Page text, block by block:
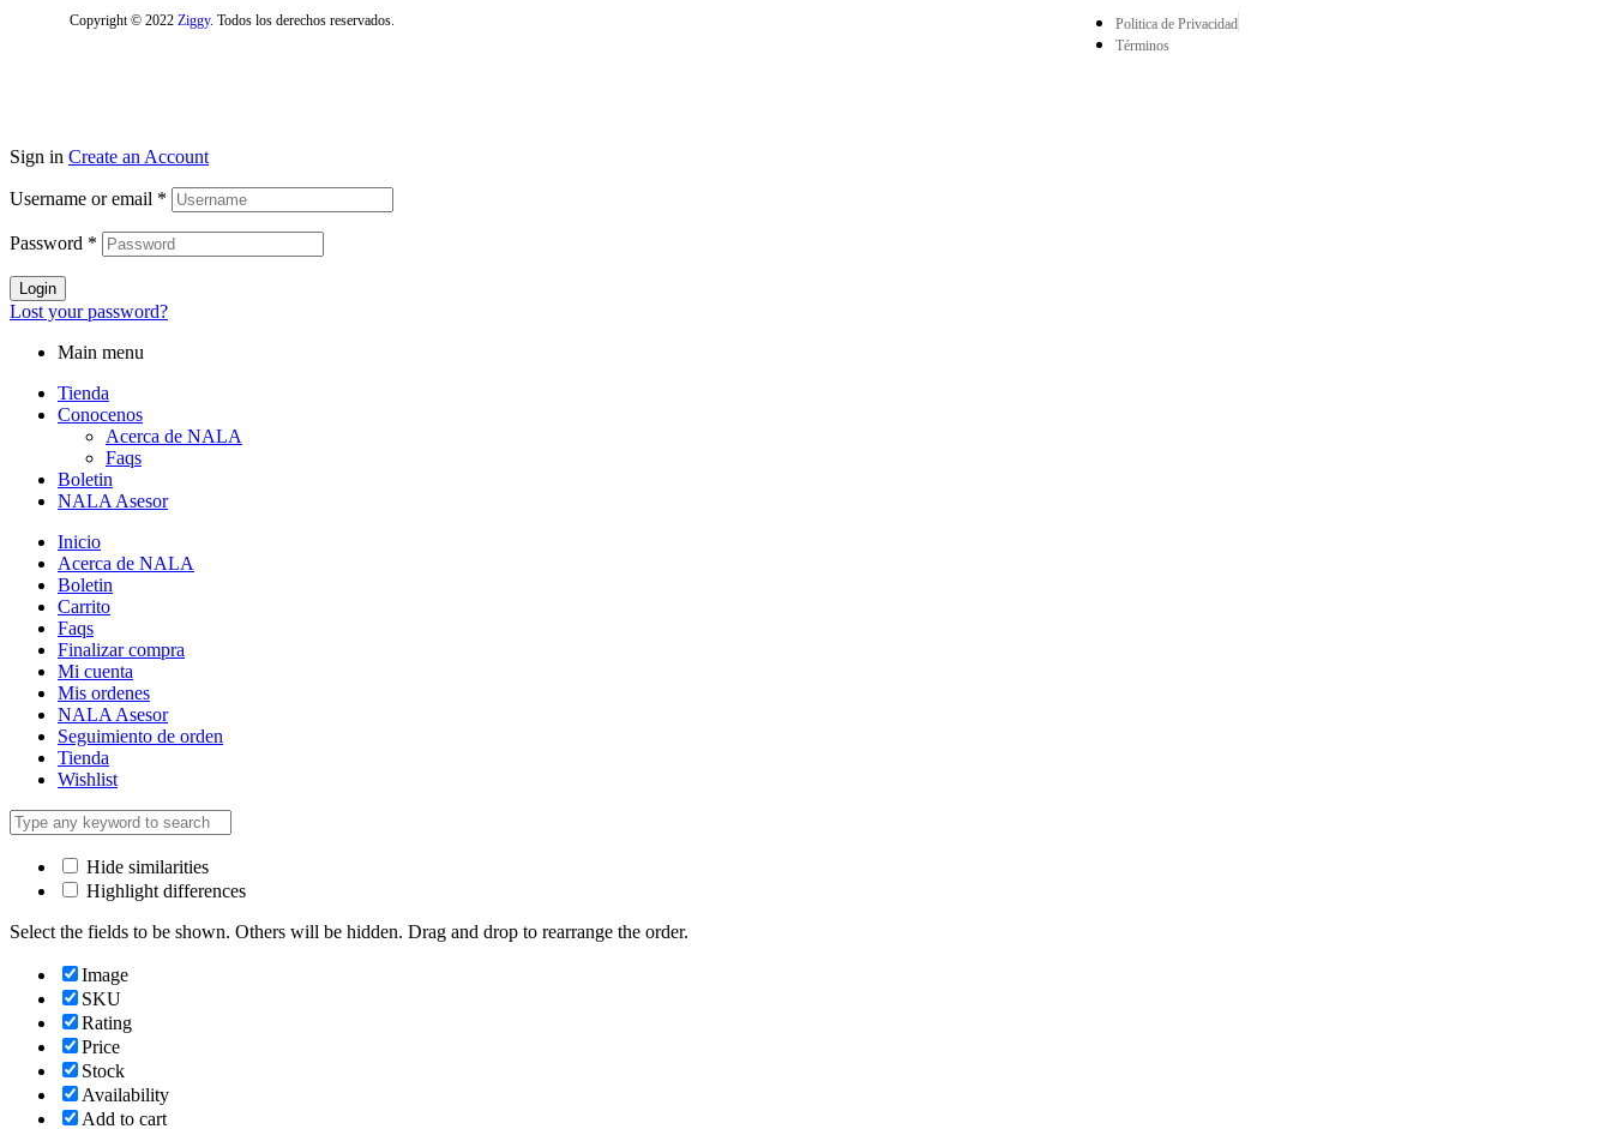
Copyright © 2022 Ziggy. Todos los derechos reservados.
Politica de Privacidad
Términos
Sign in Create an Account
Username or email *
Password *
Login
Lost your password?
Main menu
Tienda
Conocenos
Acerca de NALA
Faqs
Boletin
NALA Asesor
Inicio
Acerca de NALA
Boletin
Carrito
Faqs
Finalizar compra
Mi cuenta
Mis ordenes
NALA Asesor
Seguimiento de orden
Tienda
Wishlist
Hide similarities
Highlight differences
Select the fields to be shown. Others will be hidden. Drag and drop to rearrange the order.
Image
SKU
Rating
Price
Stock
Availability
Add to cart